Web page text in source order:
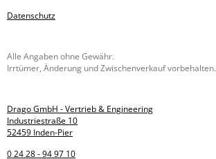
Datenschutz
Alle Angaben ohne Gewähr.
Irrtümer, Änderung und Zwischenverkauf vorbehalten.
Drago GmbH - Vertrieb & Engineering
Industriestraße 10
52459 Inden-Pier
0 24 28 - 94 97 10